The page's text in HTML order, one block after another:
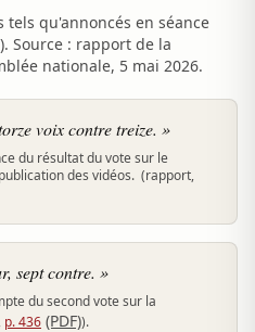
tels qu'annoncés en séance
Source : rapport de la
nationale, 5 mai 2026.
voix contre treize. »
du résultat du vote sur le
des vidéos. (rapport,
sept contre. »
du second vote sur la
p. 436 (PDF)).